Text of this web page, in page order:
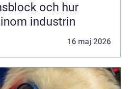
och hur
industrin
16 maj 2026